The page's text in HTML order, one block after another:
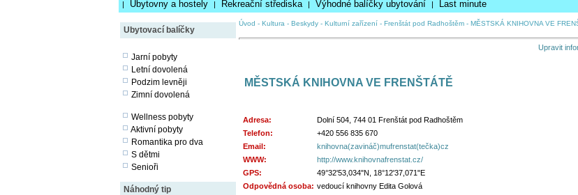
| Ubytovny a hostely | Rekreační střediska | Výhodné balíčky ubytování | Last minute
Ubytovací balíčky
Jarní pobyty
Letní dovolená
Podzim levněji
Zimní dovolená
Wellness pobyty
Aktivní pobyty
Romantika pro dva
S dětmi
Senioři
Náhodný tip
Úvod - Kultura - Beskydy- Kulturní zařízení- Frenštát pod Radhoštěm- MĚSTSKÁ KNIHOVNA VE
Upravit
MĚSTSKÁ KNIHOVNA VE FRENŠTÁTĚ
Adresa:
Dolní 504, 744 01 Frenštát pod Radhoštěm
Telefon:
+420 556 835 670
Email:
knihovna(zavináč)mufrenstat(tečka)cz
WWW:
http://www.knihovnafrenstat.cz/
GPS:
49°32'53,034"N, 18°12'37,071"E
Odpovědná osoba: vedoucí knihovny Edita Golová